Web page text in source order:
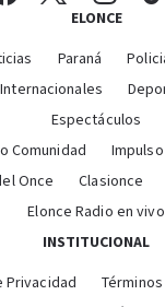
ELONCE
Paraná
Internacionales
Espectáculos
Comunidad
Once
Clasionce
Elonce Radio en vivo
INSTITUCIONAL
Privacidad